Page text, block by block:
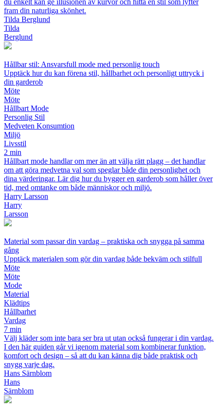
fram din naturliga skönhet.
Tilda Berglund
Tilda
Berglund
Hållbar stil: Ansvarsfull mode med personlig touch
Upptäck hur du kan förena stil, hållbarhet och personligt uttryck i
din garderob
Möte
Möte
Hållbart Mode
Personlig Stil
Medveten Konsumtion
Miljö
Livsstil
2 min
Hållbart mode handlar om mer än att välja rätt plagg – det handlar
om att göra medvetna val som speglar både din personlighet och
dina värderingar. Lär dig hur du bygger en garderob som håller över
tid, med omtanke om både människor och miljö.
Harry Larsson
Harry
Larsson
Material som passar din vardag – praktiska och snygga på samma
gång
Upptäck materialen som gör din vardag både bekväm och stilfull
Möte
Möte
Mode
Material
Klädtips
Hållbarhet
Vardag
7 min
Välj kläder som inte bara ser bra ut utan också fungerar i din vardag.
I den här guiden går vi igenom material som kombinerar funktion,
komfort och design – så att du kan känna dig både praktisk och
snygg varje dag.
Hans Särnblom
Hans
Särnblom